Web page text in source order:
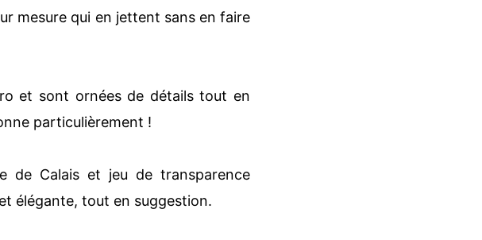
mesure qui en jettent sans en faire
et sont ornées de détails tout en
particulièrement !
de Calais et jeu de transparence
élégante, tout en suggestion.